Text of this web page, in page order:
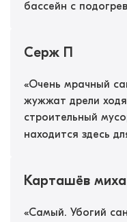
бассейн с
Серж П
«Очень мрачный
жужжат дрели
строительный
находится здесь
Карташёв
«Самый. Убогий